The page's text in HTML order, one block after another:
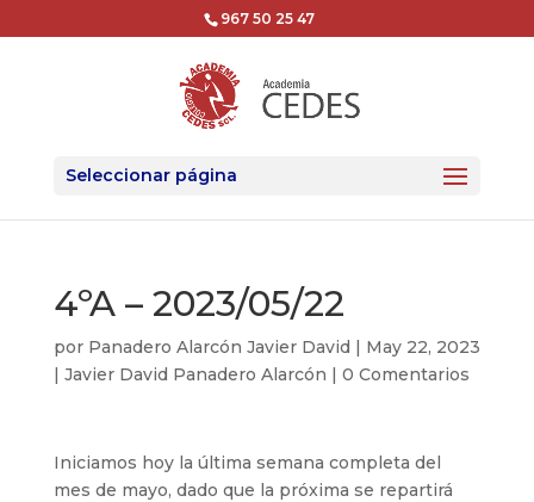
967 50 25 47
Seleccionar página
4ºA – 2023/05/22
por Panadero Alarcón Javier David | May 22, 2023
| Javier David Panadero Alarcón | 0 Comentarios
Iniciamos hoy la última semana completa del
mes de mayo, dado que la próxima se repartirá